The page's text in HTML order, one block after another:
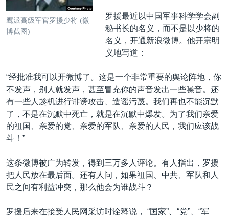
索
美洲
全球议题
劳工
环境
美中关系
美国建国250周年
重要讲话与声明
台海两岸关系
南中国海争端
关注西藏
关注新疆
GEN Z 看美国
中文广播
其他语言网站
鹰派高级军官罗援少将 (微
博截图)
罗援最近以中国军事科学学会副
秘书长的名义，而不是以少将的
名义，开通新浪微博。他开宗明
义地写道：
“经批准我可以开微博了。这是一个非常重要的舆论阵地，你
不发声，别人就发声，甚至冒充你的声音发出一些噪音。还
有一些人趁机进行诽谤攻击、造谣污蔑。我们再也不能沉默
了，不是在沉默中死亡，就是在沉默中爆发。为了我们亲爱
的祖国、亲爱的党、亲爱的军队、亲爱的人民，我们应该战
斗！”
这条微博被广为转发，得到三万多人评论。有人指出，罗援
把人民放在最后面。还有人问，如果祖国、中共、军队和人
民之间有利益冲突，那么他会为谁战斗？
罗援后来在接受人民网采访时诠释说， “国家”、“党”、“军